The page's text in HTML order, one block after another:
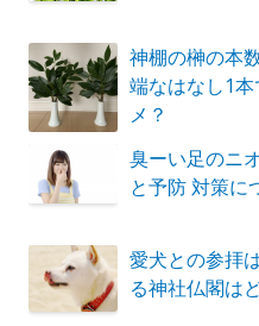
神棚の榊の本
端なはなし1
メ？
臭ーい足のニ
と予防 対策に
愛犬との参拝
る神社仏閣は